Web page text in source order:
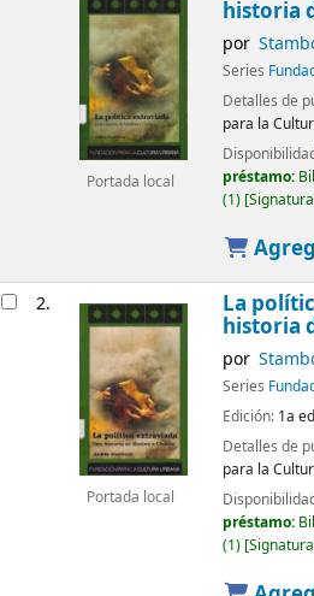
Portada local
historia
por
Series
Detalles de
para la
préstamo:
(1)
2.
Portada local
La
historia
por
Series
Edición: 1a
Detalles de
para la
préstamo:
(1)